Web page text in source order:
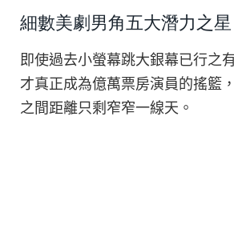
細數美劇男角五大潛力之星
即使過去小螢幕跳大銀幕已行之
才真正成為億萬票房演員的搖籃
之間距離只剩窄窄一線天。